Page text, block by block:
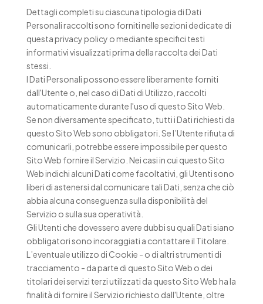
Dettagli completi su ciascuna tipologia di Dati
Personali raccolti sono forniti nelle sezioni dedicate di
questa privacy policy o mediante specifici testi
informativi visualizzati prima della raccolta dei Dati
stessi.
I Dati Personali possono essere liberamente forniti
dall'Utente o, nel caso di Dati di Utilizzo, raccolti
automaticamente durante l'uso di questo Sito Web.
Se non diversamente specificato, tutti i Dati richiesti da
questo Sito Web sono obbligatori. Se l’Utente rifiuta di
comunicarli, potrebbe essere impossibile per questo
Sito Web fornire il Servizio. Nei casi in cui questo Sito
Web indichi alcuni Dati come facoltativi, gli Utenti sono
liberi di astenersi dal comunicare tali Dati, senza che ciò
abbia alcuna conseguenza sulla disponibilità del
Servizio o sulla sua operatività.
Gli Utenti che dovessero avere dubbi su quali Dati siano
obbligatori sono incoraggiati a contattare il Titolare.
L’eventuale utilizzo di Cookie - o di altri strumenti di
tracciamento - da parte di questo Sito Web o dei
titolari dei servizi terzi utilizzati da questo Sito Web ha la
finalità di fornire il Servizio richiesto dall'Utente, oltre